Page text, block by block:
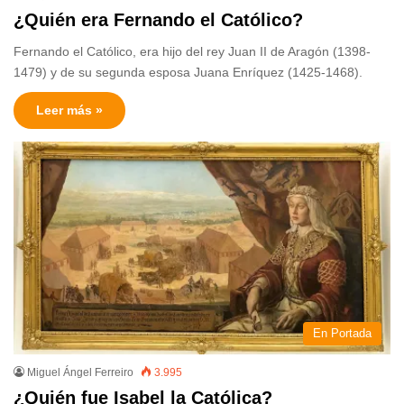
¿Quién era Fernando el Católico?
Fernando el Católico, era hijo del rey Juan II de Aragón (1398-
1479) y de su segunda esposa Juana Enríquez (1425-1468).
Leer más »
En Portada
Miguel Ángel Ferreiro 3.995
¿Quién fue Isabel la Católica?